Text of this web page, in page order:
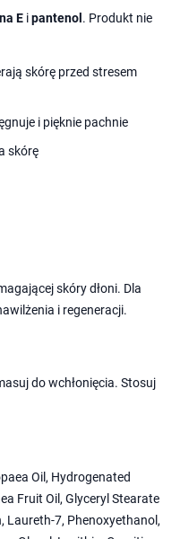
E ipantenol . Produkt nie
skórę przed stresem
i pięknie pachnie
skórę
skóry dłoni. Dla
i regeneracji.
do wchłonięcia. Stosuj
Oil, Hydrogenated
Fruit Oil, Glyceryl Stearate
Laureth-7, Phenoxyethanol,